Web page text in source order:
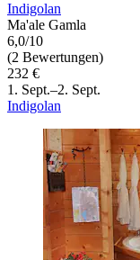
Indigolan
Ma'ale Gamla
6,0/10
(2 Bewertungen)
232 €
1. Sept.–2. Sept.
Indigolan